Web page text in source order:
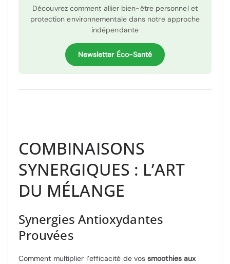
Découvrez comment allier bien-être personnel et
protection environnementale dans notre approche
indépendante
Newsletter Éco-Santé
COMBINAISONS
SYNERGIQUES : L’ART
DU MÉLANGE
Synergies Antioxydantes
Prouvées
Comment multiplier l’efficacité de vossmoothies aux